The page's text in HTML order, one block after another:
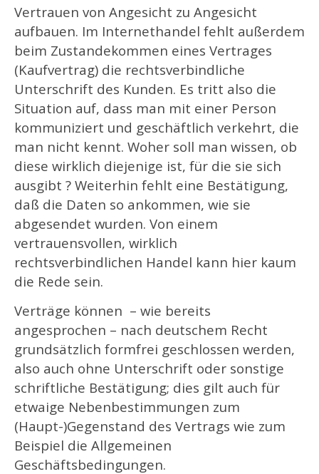
Vertrauen von Angesicht zu Angesicht
aufbauen. Im Internethandel fehlt außerdem
beim Zustandekommen eines Vertrages
(Kaufvertrag) die rechtsverbindliche
Unterschrift des Kunden. Es tritt also die
Situation auf, dass man mit einer Person
kommuniziert und geschäftlich verkehrt, die
man nicht kennt. Woher soll man wissen, ob
diese wirklich diejenige ist, für die sie sich
ausgibt ? Weiterhin fehlt eine Bestätigung,
daß die Daten so ankommen, wie sie
abgesendet wurden. Von einem
vertrauensvollen, wirklich
rechtsverbindlichen Handel kann hier kaum
die Rede sein.
Verträge können – wie bereits
angesprochen – nach deutschem Recht
grundsätzlich formfrei geschlossen werden,
also auch ohne Unterschrift oder sonstige
schriftliche Bestätigung; dies gilt auch für
etwaige Nebenbestimmungen zum
(Haupt-)Gegenstand des Vertrags wie zum
Beispiel die Allgemeinen
Geschäftsbedingungen.